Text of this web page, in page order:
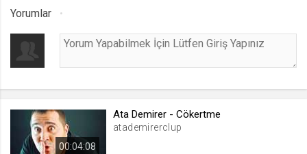
1 gün
Oturum doğrulama verisi
Yorumlar
00:04:08
Ata Demirer - Cökertme
atademirerclup